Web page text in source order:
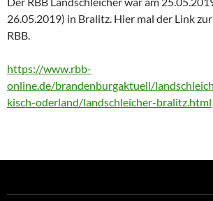
26.05.2019) in Bralitz. Hier mal der Link
RBB.
https://www.rbb-
online.de/brandenburgaktuell/
kisch-oderland/landschleicher-bralitz.html